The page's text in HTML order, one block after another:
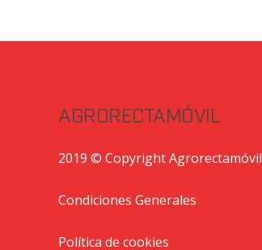
AGRORECTAMÓVIL
2019 © Copyright Agrorectamóvil
Condiciones Generales
Política de cookies